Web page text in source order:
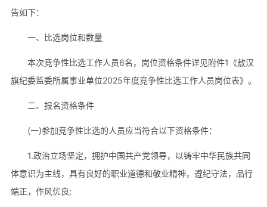
告如下：
一、比选岗位和数量
本次竞争性比选工作人员6名，岗位资格条件详见附件1《敖汉
旗纪委监委所属事业单位2025年度竞争性比选工作人员岗位表》。
二、报名资格条件
(一)参加竞争性比选的人员应当符合以下资格条件：
1.政治立场坚定，拥护中国共产党领导，以铸牢中华民族共同
体意识为主线，具有良好的职业道德和敬业精神，遵纪守法，品行
端正，作风优良;